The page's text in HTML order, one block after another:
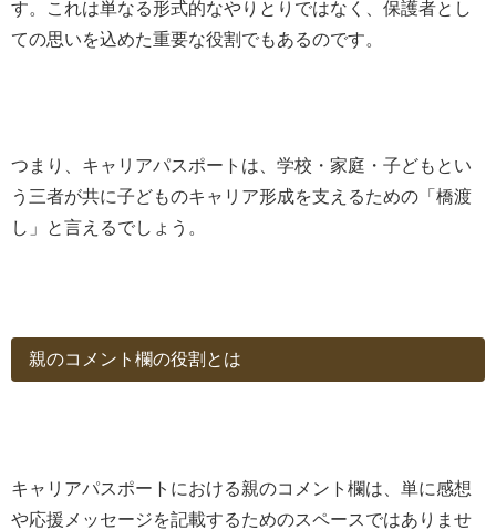
す。これは単なる形式的なやりとりではなく、保護者とし
ての思いを込めた重要な役割でもあるのです。
つまり、キャリアパスポートは、学校・家庭・子どもとい
う三者が共に子どものキャリア形成を支えるための「橋渡
し」と言えるでしょう。
親のコメント欄の役割とは
キャリアパスポートにおける親のコメント欄は、単に感想
や応援メッセージを記載するためのスペースではありませ